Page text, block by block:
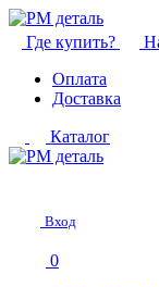
Где купить?
Оплата
Доставка
Каталог
Вход
0